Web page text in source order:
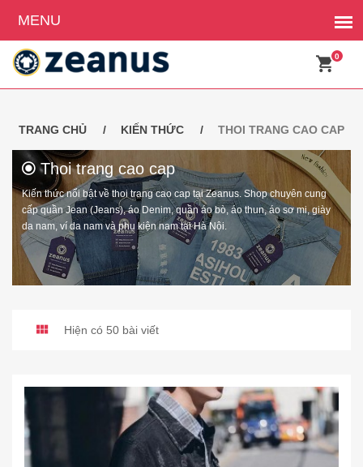
0
TRANG CHỦ KIẾN THỨC THOI TRANG CAO CAP
Thoi trang cao cap
Kiến thức nổi bật về thoi trang cao cap tại Zeanus. Shop chuyên cung
cấp quần Jean (Jeans), áo Denim, quần áo bò, áo thun, áo sơ mi, giày
da nam, ví da nam và phụ kiện nam tại Hà Nội.
Hiện có 50 bài viết